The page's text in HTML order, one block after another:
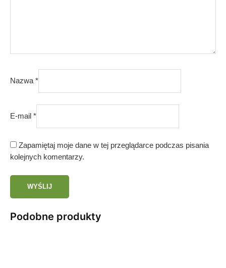
Nazwa *
E-mail *
Zapamiętaj moje dane w tej przeglądarce podczas pisania
kolejnych komentarzy.
Podobne produkty